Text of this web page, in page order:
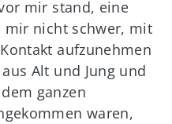
mir stand, eine
mir nicht schwer, mit
aufzunehmen
Alt und Jung und
ganzen
waren,